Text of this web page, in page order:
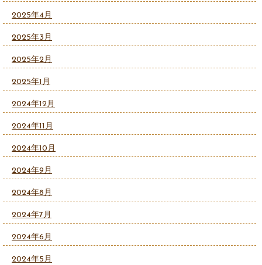
2025年4月
2025年3月
2025年2月
2025年1月
2024年12月
2024年11月
2024年10月
2024年9月
2024年8月
2024年7月
2024年6月
2024年5月